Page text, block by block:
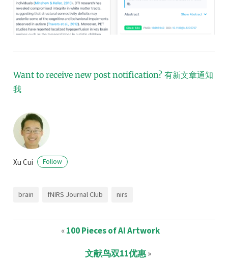
Want to receive new post notification? 有新文章通知
我
Xu Cui Follow
brain fNIRS Journal Club nirs
«100 Pieces of AI Artwork
文献鸟双11优惠»